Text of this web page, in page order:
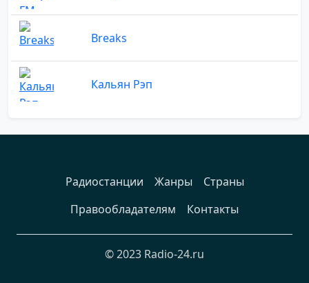
Breaks
Кальян Рэп
Радиостанции Жанры
Страны
Правообладателям
Контакты
© 2023 Radio-24.ru